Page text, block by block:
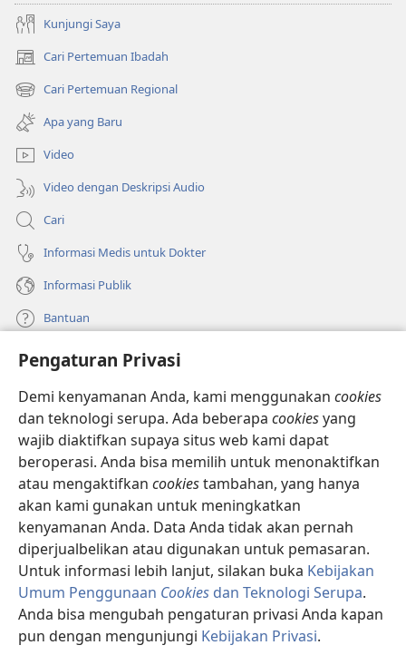
Pengaturan Privasi
Demi kenyamanan Anda, kami menggunakan cookies
dan teknologi serupa. Ada beberapa cookiesyang
wajib diaktifkan supaya situs web kami dapat
beroperasi. Anda bisa memilih untuk menonaktifkan
atau mengaktifkan cookiestambahan, yang hanya
akan kami gunakan untuk meningkatkan
kenyamanan Anda. Data Anda tidak akan pernah
diperjualbelikan atau digunakan untuk pemasaran.
Untuk informasi lebih lanjut, silakan buka Kebijakan
Umum Penggunaan Cookies dan Teknologi Serupa.
Anda bisa mengubah pengaturan privasi Anda kapan
pun dengan mengunjungi Kebijakan Privasi.
Kunjungi Saya
Cari Pertemuan Ibadah
(terbuka
di
window
baru)
Cari Pertemuan Regional
(terbuka
di
window
baru)
Apa yang Baru
Video
Video dengan Deskripsi Audio
Cari
Informasi Medis untuk Dokter
Informasi Publik
Bantuan
Sumbangan
(terbuka
di
window
baru)
PERPUSTAKAAN ONLINE Menara Pengawal
(terbuka
di
window
(terbuka
di
window
baru)
JW Library ®
Watchtower Library
Copyright© 2026 Watch Tower Bible and Tract Society of Pennsylvania.
SYARAT PENGGUNAAN|KEBIJAKAN PRIVASI| PENGATURAN PRIVASI